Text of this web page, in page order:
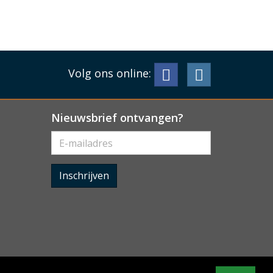
Volg ons online:
Nieuwsbrief ontvangen?
Inschrijven